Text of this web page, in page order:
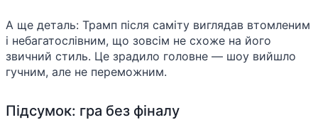
А ще деталь: Трамп після саміту виглядав втомленим
і небагатослівним, що зовсім не схоже на його
звичний стиль. Це зрадило головне — шоу вийшло
гучним, але не переможним.
Підсумок: гра без фіналу